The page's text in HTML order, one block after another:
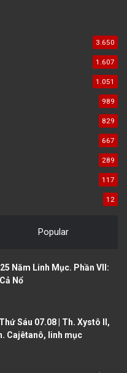
3.650
1.607
1.051
989
829
667
289
117
12
Popular
Năm Linh Mục. Phần VII:
Nổ
Sáu 07.08 | Th. Xystô II,
Cajêtanô, linh mục